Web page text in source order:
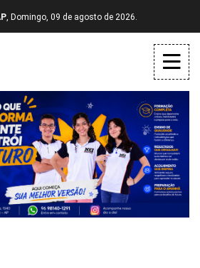
, Domingo, 09 de agosto de 2026.